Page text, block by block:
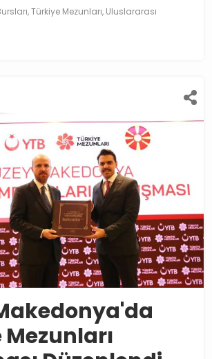
Türkiye Mezunları, Uluslararası